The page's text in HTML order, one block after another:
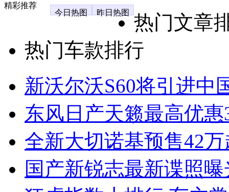
精彩推荐
今日热图
昨日热图
热门文章
热门车款排行
新沃尔沃S60将引进中
东风日产天籁最高优
全新大切诺基预售42
国产新锐志最新谍照